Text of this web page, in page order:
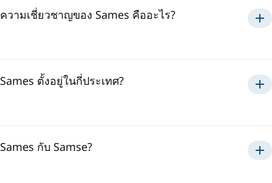
ความเชี่ยวชาญของ Sames คืออะไร?
ในโซลูชั่นการประยุกต์ใช้สี กาวและซีลแลนท์
Sames ตั้งอยู่ในกี่ประเทศ?
Sames กับ Samse?